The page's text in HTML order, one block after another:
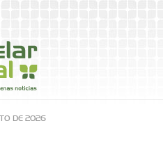
DE 2026